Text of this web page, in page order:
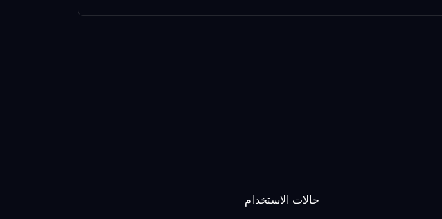
حالات الاستخدام